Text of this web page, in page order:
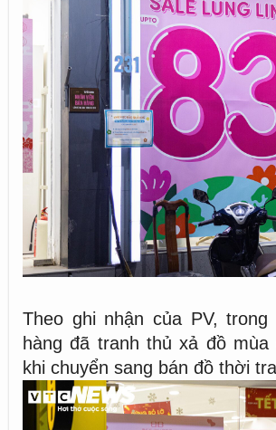
Theo ghi nhận của PV,
hàng đã tranh thủ xả đồ
khi chuyển sang bán đồ thời